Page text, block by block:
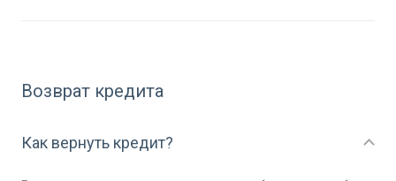
Возврат кредита
Как вернуть кредит?